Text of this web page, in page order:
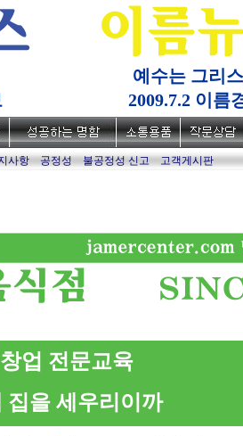
예수는 그리
2009.7.2 이름
사항 공정성 불공정성 신고 고객게시판
업 전문교육
집을 세우리이까